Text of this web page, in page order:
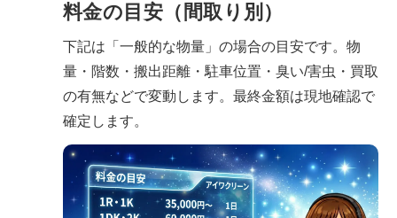
料金の目安（間取り別）
下記は「一般的な物量」の場合の目安です。物
量・階数・搬出距離・駐車位置・臭い/害虫・買取
の有無などで変動します。最終金額は現地確認で
確定します。